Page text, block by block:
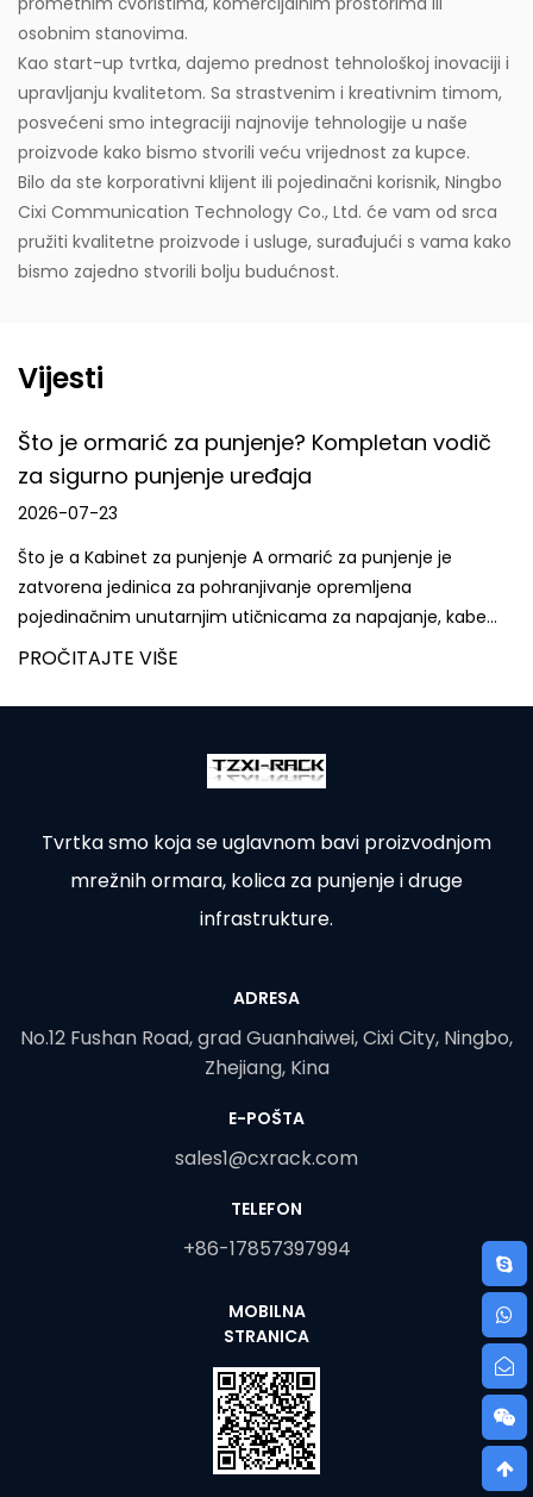
osobnim stanovima.
Kao start-up tvrtka, dajemo prednost tehnološkoj inovaciji i
upravljanju kvalitetom. Sa strastvenim i kreativnim timom,
posvećeni smo integraciji najnovije tehnologije u naše
proizvode kako bismo stvorili veću vrijednost za kupce.
Bilo da ste korporativni klijent ili pojedinačni korisnik, Ningbo
Cixi Communication Technology Co., Ltd. će vam od srca
pružiti kvalitetne proizvode i usluge, surađujući s vama kako
bismo zajedno stvorili bolju budućnost.
Vijesti
Što je ormarić za punjenje? Kompletan vodič
za sigurno punjenje uređaja
2026-07-23
Što je a Kabinet za punjenje A ormarić za punjenje je
zatvorena jedinica za pohranjivanje opremljena
pojedinačnim unutarnjim utičnicama za napajanje, kabe...
PROČITAJTE VIŠE
Tvrtka smo koja se uglavnom bavi proizvodnjom
mrežnih ormara, kolica za punjenje i druge
infrastrukture.
ADRESA
No.12 Fushan Road, grad Guanhaiwei, Cixi City, Ningbo,
Zhejiang, Kina
E-POŠTA
sales1@cxrack.com
TELEFON
+86-17857397994
MOBILNA
STRANICA